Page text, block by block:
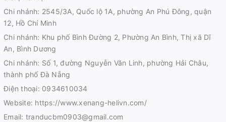
Chi nhánh: 2545/3A, Quốc lộ 1A, phường An Phú Đông, quận
12, Hồ Chí Minh
Chi nhánh: Khu phố Bình Đường 2, Phường An Bình, Thị xã Dĩ
An, Bình Dương
Chi nhánh: Số 1, đường Nguyễn Văn Linh, phường Hải Châu,
thành phố Đà Nẵng
Điện thoại: 0934610034
Website: https://www.xenang-helivn.com/
Email: tranducbm0903@gmail.com